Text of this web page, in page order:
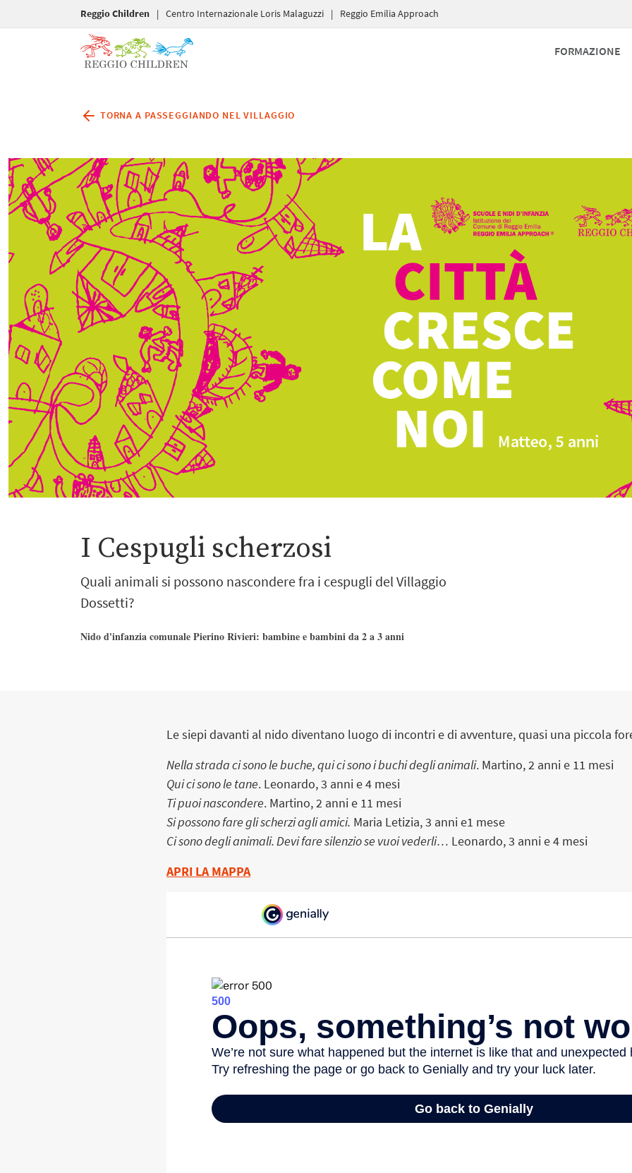
Reggio Children | Centro Internazionale Loris Malaguzzi | Reggio Emilia Approach
FORMAZIONE
TORNA A PASSEGGIANDO NEL VILLAGGIO
I Cespugli scherzosi
Quali animali si possono nascondere fra i cespugli del Villaggio
Dossetti?
Nido d'infanzia comunale Pierino Rivieri: bambine e bambini da 2 a 3 anni
Le siepi davanti al nido diventano luogo di incontri e di avventure, quasi una piccola
Nella strada ci sono le buche, qui ci sono i buchi degli animali. Martino,2 anni e 11 mesi
Qui ci sono le tane. Leonardo,3 anni e 4 mesi
Ti puoi nascondere. Martino,2 anni e 11 mesi
Si possono fare gli scherzi agli amici. Maria Letizia, 3 anni e1 mese
Ci sono degli animali. Devi fare silenzio se vuoi vederli… Leonardo,3 anni e 4 mesi
APRI LA MAPPA